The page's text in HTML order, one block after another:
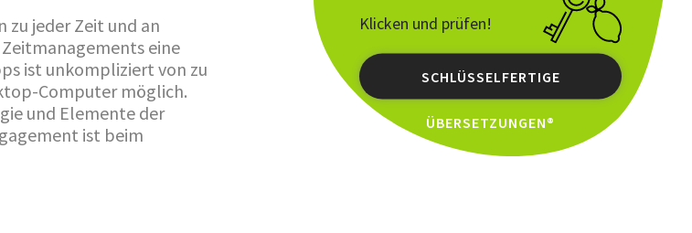
zu jeder Zeit und an
eine
ist unkompliziert von zu
Computer möglich.
und Elemente der
ist beim
Klicken und prüfen!
SCHLÜSSELFERTIGE
ÜBERSETZUNGEN®